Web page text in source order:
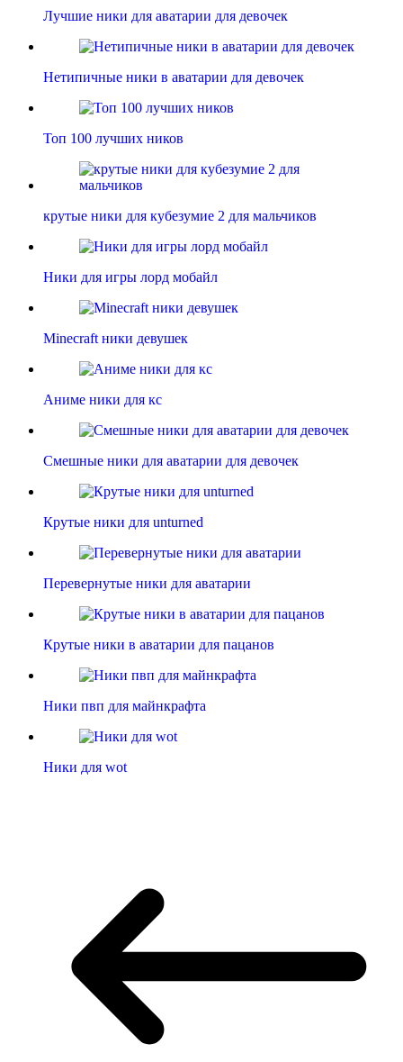
Лучшие ники для аватарии для девочек
Нетипичные ники в аватарии для девочек
Топ 100 лучших ников
крутые ники для кубезумие 2 для мальчиков
Ники для игры лорд мобайл
Minecraft ники девушек
Аниме ники для кс
Смешные ники для аватарии для девочек
Крутые ники для unturned
Перевернутые ники для аватарии
Крутые ники в аватарии для пацанов
Ники пвп для майнкрафта
Ники для wot